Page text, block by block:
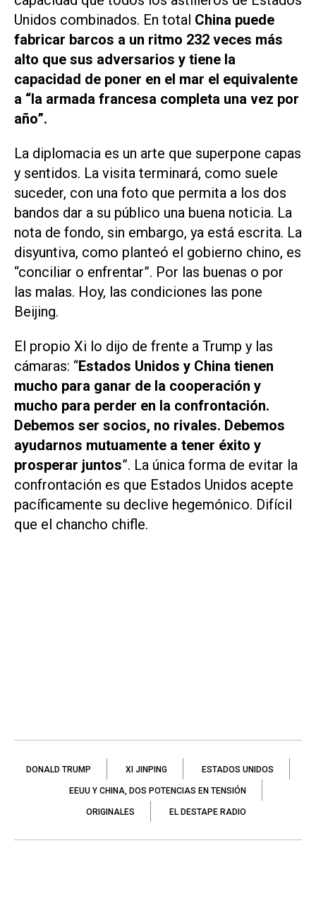
Unidos combinados. En total China puede
fabricar barcos a un ritmo 232 veces más
alto que sus adversarios y tiene la
capacidad de poner en el mar el equivalente
a “la armada francesa completa una vez por
año”.
La diplomacia es un arte que superpone capas
y sentidos. La visita terminará, como suele
suceder, con una foto que permita a los dos
bandos dar a su público una buena noticia. La
nota de fondo, sin embargo, ya está escrita. La
disyuntiva, como planteó el gobierno chino, es
“conciliar o enfrentar”. Por las buenas o por
las malas. Hoy, las condiciones las pone
Beijing.
El propio Xi lo dijo de frente a Trump y las
cámaras: “Estados Unidos y China tienen
mucho para ganar de la cooperación y
mucho para perder en la confrontación.
Debemos ser socios, no rivales. Debemos
ayudarnos mutuamente a tener éxito y
prosperar juntos”. La única forma de evitar la
confrontación es que Estados Unidos acepte
pacíficamente su declive hegemónico. Difícil
que el chancho chifle.
DONALD TRUMP XI JINPING ESTADOS UNIDOS
EEUU Y CHINA, DOS POTENCIAS EN TENSIÓN
ORIGINALES EL DESTAPE RADIO